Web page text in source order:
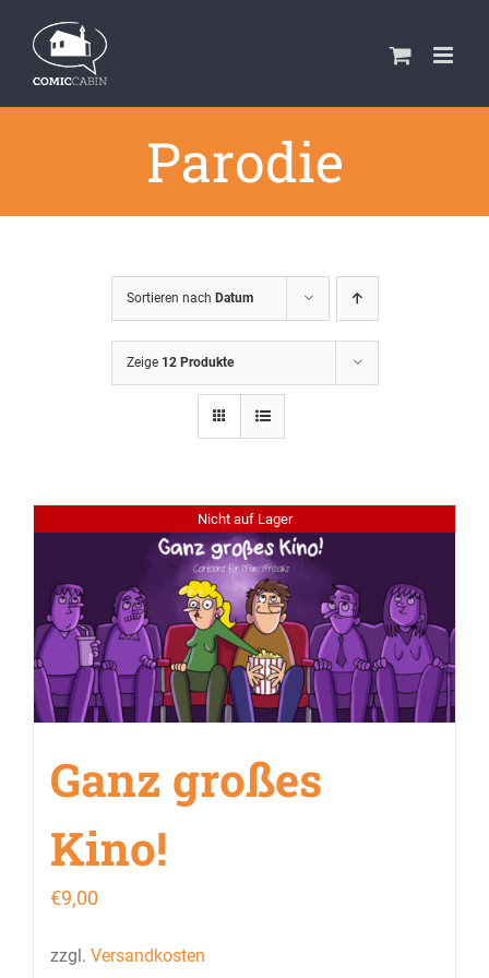
Inhalt
springen
Parodie
Sortieren nach Datum
Zeige 12 Produkte
Nicht auf Lager
Ganz großes
Kino!
€9,00
zzgl. Versandkosten